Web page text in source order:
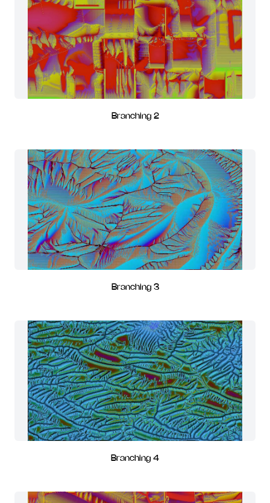
Branching 2
Branching 3
Branching 4